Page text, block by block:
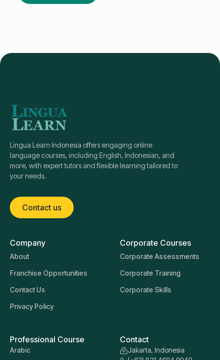
Lingua Learn Indonesia offers engaging online
language courses, including English, Indonesian, and
more, with expert tutors and flexible learning tailored to
your needs.
Contact us
Company
About
Franchise Opportunities
Contact Us
Privacy Policy
Corporate Courses
Corporate Assessments
Corporate Training
Corporate Skills
Professional Course
Arabic
Contact
Jakarta, Indonesia